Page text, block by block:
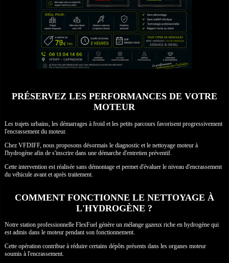
PRÉSERVEZ LES PERFORMANCES DE VOTRE
MOTEUR
Les trajets urbains, les démarrages à froid et les petits parcours favorisent progressivement
l'encrassement du moteur.
Chez VFDIFF, nous proposons désormais le diagnostic et le nettoyage moteur à
l'hydrogène afin de s'inscrire dans une démarche d'entretien préventif.
Cette intervention est réalisée sans démontage et permet d'évaluer le niveau d'encrassement
du véhicule avant et après traitement.
COMMENT FONCTIONNE LE NETTOYAGE À
L'HYDROGÈNE ?
Notre station professionnelle FlexFuel génère un mélange gazeux riche en hydrogène qui
est admis dans le moteur pendant son fonctionnement.
Cette opération contribue à réduire certains dépôts présents dans les organes moteur
soumis à l'encrassement.